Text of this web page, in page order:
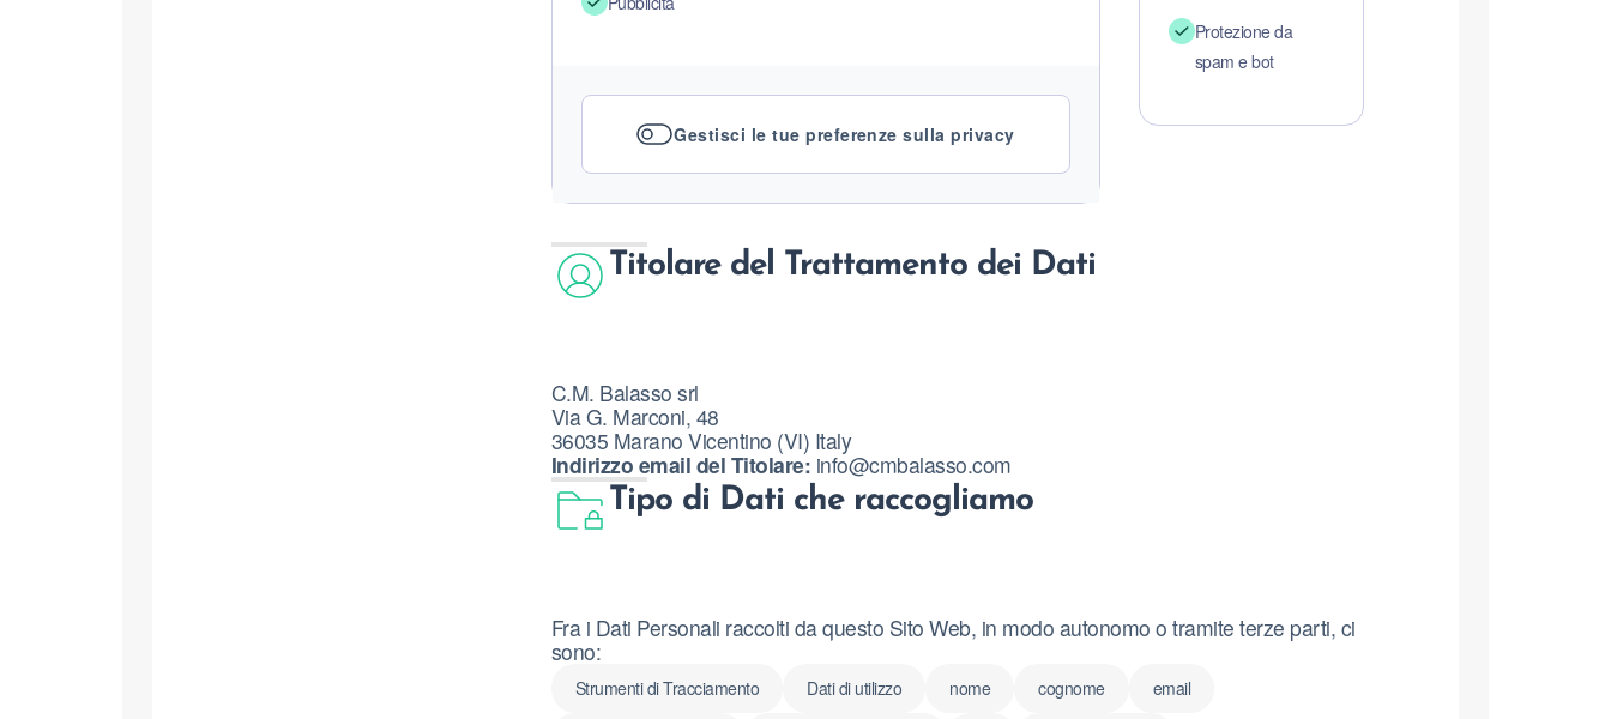
Gestisci le tue preferenze sulla privacy
Protezione da
spam e bot
Titolare del Trattamento dei Dati
C.M. Balasso srl
Via G. Marconi, 48
36035 Marano Vicentino (VI) Italy
Indirizzo email del Titolare: info@cmbalasso.com
Tipo di Dati che raccogliamo
Fra i Dati Personali raccolti da questo Sito Web, in modo autonomo o tramite terze parti, ci
sono:
Strumenti di Tracciamento Dati di utilizzo nome cognome email